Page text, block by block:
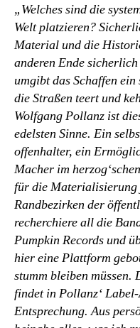
„Welches sind die
Welt platzieren?
Material und die
anderen Ende
umgibt das Schaffen
die Straßen teert und
Wolfgang Pollanz ist
edelsten Sinne. Ein
offenhalter, ein
Macher im
für die Materialisierung
Randbezirken der
recherchiere all die
Pumpkin Records und
hier eine Plattform
stumm bleiben
findet in Pollanz‘
Entsprechung. Aus